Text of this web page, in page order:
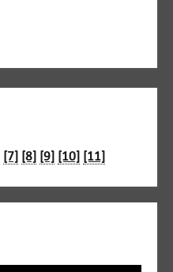
[7] [8] [9] [10] [11]